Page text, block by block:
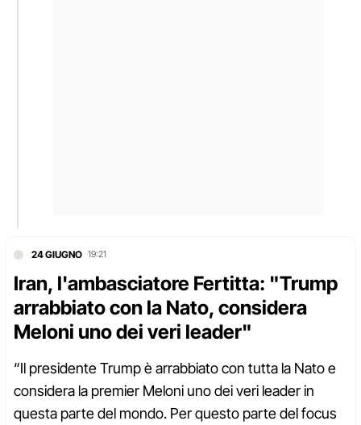
24 GIUGNO 19:21
Iran, l'ambasciatore Fertitta: "Trump
arrabbiato con la Nato, considera
Meloni uno dei veri leader"
“Il presidente Trump è arrabbiato con tutta la Nato e
considera la premier Meloni uno dei veri leader in
questa parte del mondo. Per questo parte del focus